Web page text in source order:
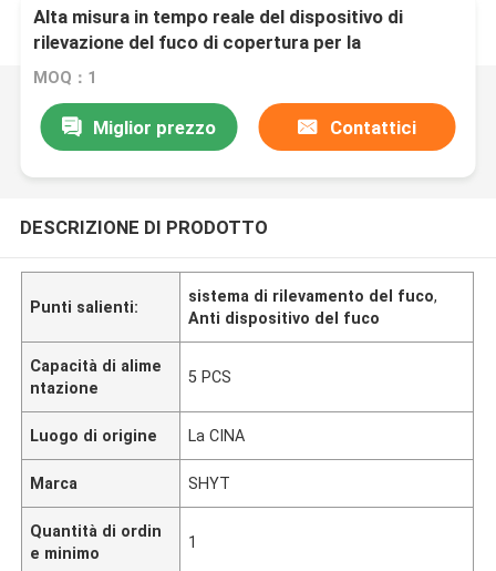
Alta misura in tempo reale del dispositivo di
rilevazione del fuco di copertura per la
notte/maltempo
MOQ：1
Miglior prezzo Contattici
DESCRIZIONE DI PRODOTTO
Punti salienti:
sistema di rilevamento del fuco,
Anti dispositivo del fuco
Capacità di alime
ntazione
5 PCS
Luogo di origine La CINA
Marca SHYT
Quantità di ordin
e minimo
1